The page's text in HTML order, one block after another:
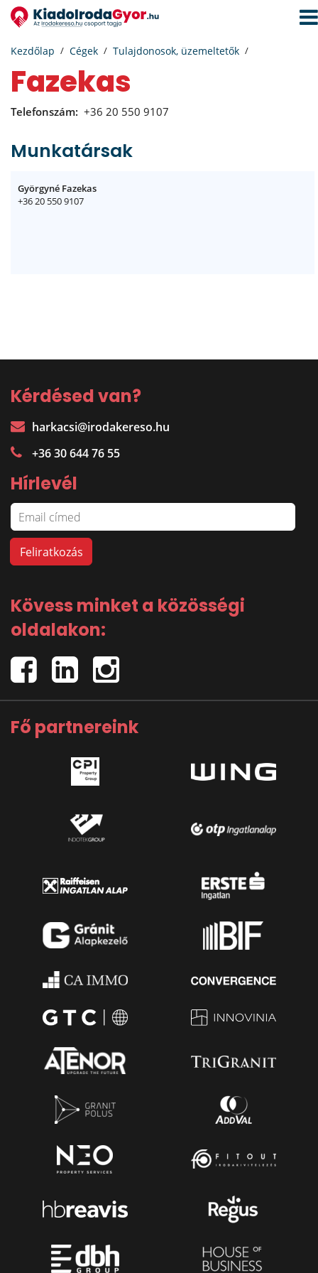
Kezdőlap Cégek Tulajdonosok, üzemeltetők
Fazekas
Telefonszám: +36 20 550 9107
Munkatársak
Györgyné Fazekas
+36 20 550 9107
Kérdésed van?
harkacsi@irodakereso.hu
+36 30 644 76 55
Hírlevél
Kövess minket a közösségi
oldalakon:
Fő partnereink